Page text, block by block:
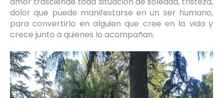
dolor que puede manifestarse en un ser humano,
para convertirlo en alguien que cree en la vida y
crece junto a quienes lo acompañan.